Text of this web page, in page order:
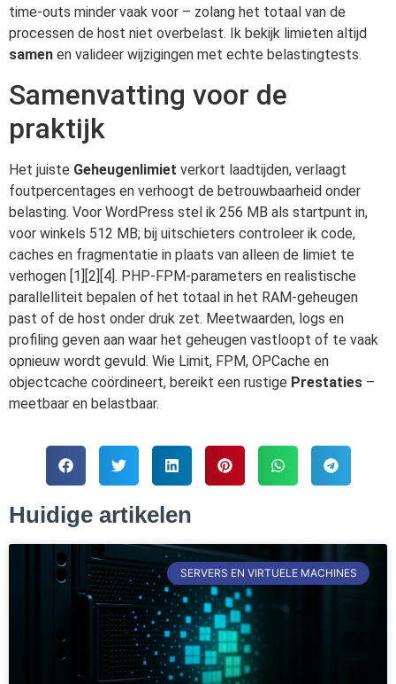
time-outs minder vaak voor – zolang het totaal van de
processen de host niet overbelast. Ik bekijk limieten altijd
samen en valideer wijzigingen met echte belastingtests.
Samenvatting voor de
praktijk
Het juiste Geheugenlimiet verkort laadtijden, verlaagt
foutpercentages en verhoogt de betrouwbaarheid onder
belasting. Voor WordPress stel ik 256 MB als startpunt in,
voor winkels 512 MB; bij uitschieters controleer ik code,
caches en fragmentatie in plaats van alleen de limiet te
verhogen [1][2][4]. PHP-FPM-parameters en realistische
parallelliteit bepalen of het totaal in het RAM-geheugen
past of de host onder druk zet. Meetwaarden, logs en
profiling geven aan waar het geheugen vastloopt of te vaak
opnieuw wordt gevuld. Wie Limit, FPM, OPCache en
objectcache coördineert, bereikt een rustige Prestaties –
meetbaar en belastbaar.
Huidige artikelen
SERVERS EN VIRTUELE MACHINES